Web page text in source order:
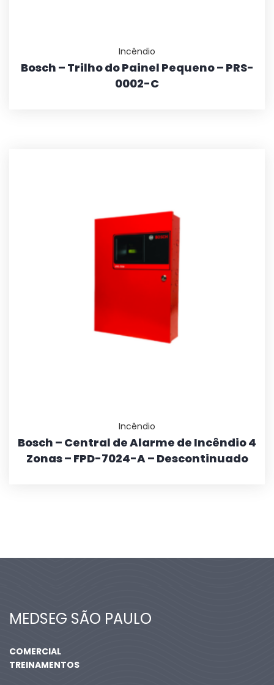
Incêndio
Bosch – Trilho do Painel Pequeno – PRS-
0002-C
Incêndio
Bosch – Central de Alarme de Incêndio 4
Zonas – FPD-7024-A – Descontinuado
MEDSEG SÃO PAULO
COMERCIAL
TREINAMENTOS